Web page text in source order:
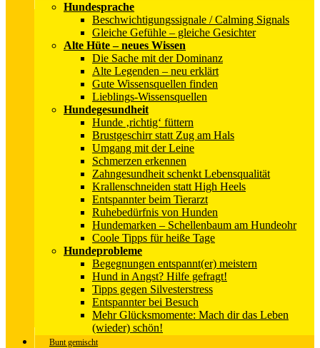
Hundesprache
Beschwichtigungssignale / Calming Signals
Gleiche Gefühle – gleiche Gesichter
Alte Hüte – neues Wissen
Die Sache mit der Dominanz
Alte Legenden – neu erklärt
Gute Wissensquellen finden
Lieblings-Wissensquellen
Hundegesundheit
Hunde ‚richtig‘ füttern
Brustgeschirr statt Zug am Hals
Umgang mit der Leine
Schmerzen erkennen
Zahngesundheit schenkt Lebensqualität
Krallenschneiden statt High Heels
Entspannter beim Tierarzt
Ruhebedürfnis von Hunden
Hundemarken – Schellenbaum am Hundeohr
Coole Tipps für heiße Tage
Hundeprobleme
Begegnungen entspannt(er) meistern
Hund in Angst? Hilfe gefragt!
Tipps gegen Silvesterstress
Entspannter bei Besuch
Mehr Glücksmomente: Mach dir das Leben
(wieder) schön!
Bunt gemischt